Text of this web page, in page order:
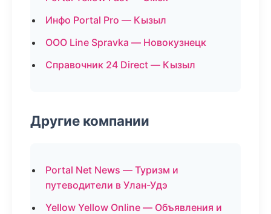
Инфо Portal Pro — Кызыл
ООО Line Spravka — Новокузнецк
Справочник 24 Direct — Кызыл
Другие компании
Portal Net News — Туризм и
путеводители в Улан-Удэ
Yellow Yellow Online — Объявления и